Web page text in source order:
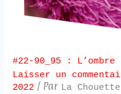
#22-90_95 : L’ombre
Laisser un
2022 / Par La